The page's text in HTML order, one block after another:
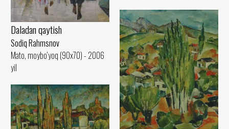
Daladan qaytish
Sodiq Rahmsnov
Mato, moybo‘yoq (90x70) - 2006
yil